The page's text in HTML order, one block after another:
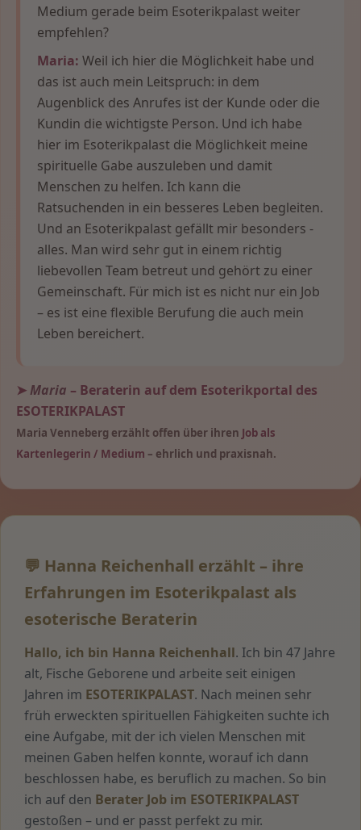
Medium gerade beim Esoterikpalast weiter
empfehlen?
Maria: Weil ich hier die Möglichkeit habe und
das ist auch mein Leitspruch: in dem
Augenblick des Anrufes ist der Kunde oder die
Kundin die wichtigste Person. Und ich habe
hier im Esoterikpalast die Möglichkeit meine
spirituelle Gabe auszuleben und damit
Menschen zu helfen. Ich kann die
Ratsuchenden in ein besseres Leben begleiten.
Und an Esoterikpalast gefällt mir besonders -
alles. Man wird sehr gut in einem richtig
liebevollen Team betreut und gehört zu einer
Gemeinschaft. Für mich ist es nicht nur ein Job
– es ist eine flexible Berufung die auch mein
Leben bereichert.
➤Maria – Beraterin auf dem Esoterikportal des
ESOTERIKPALAST
Maria Venneberg erzählt offen über ihren Job als
Kartenlegerin / Medium – ehrlich und praxisnah.
💬 Hanna Reichenhall erzählt – ihre
Erfahrungen im Esoterikpalast als
esoterische Beraterin
Hallo, ich bin Hanna Reichenhall. Ich bin 47 Jahre
alt, Fische Geborene und arbeite seit einigen
Jahren im ESOTERIKPALAST. Nach meinen sehr
früh erweckten spirituellen Fähigkeiten suchte ich
eine Aufgabe, mit der ich vielen Menschen mit
meinen Gaben helfen konnte, worauf ich dann
beschlossen habe, es beruflich zu machen. So bin
ich auf den Berater Job im ESOTERIKPALAST
gestoßen – und er passt perfekt zu mir.